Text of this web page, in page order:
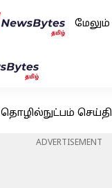
மேலும்
தொழில்நுட்பம் செய்தி
ADVERTISEMENT